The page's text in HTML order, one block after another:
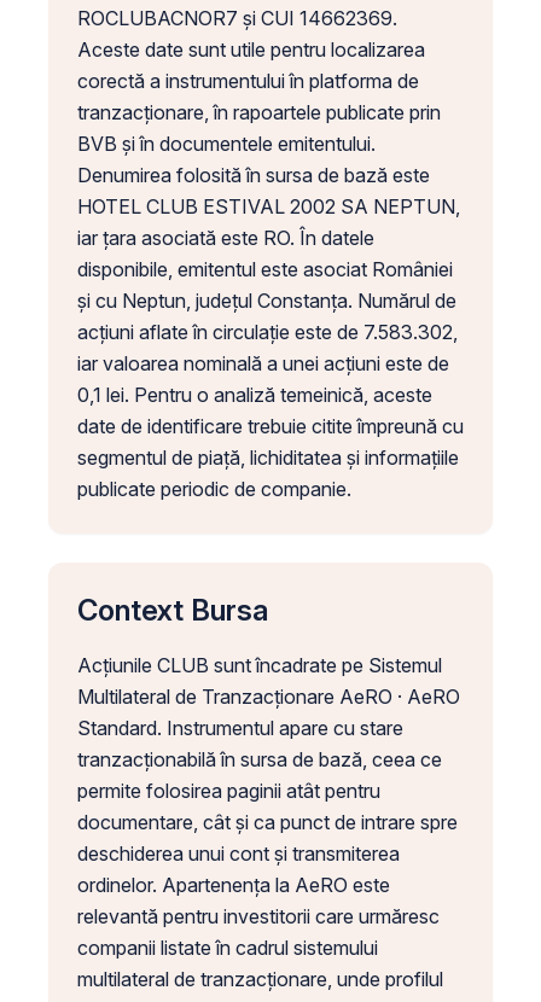
ROCLUBACNOR7 și CUI 14662369.
Aceste date sunt utile pentru localizarea
corectă a instrumentului în platforma de
tranzacționare, în rapoartele publicate prin
BVB și în documentele emitentului.
Denumirea folosită în sursa de bază este
HOTEL CLUB ESTIVAL 2002 SA NEPTUN,
iar țara asociată este RO. În datele
disponibile, emitentul este asociat României
și cu Neptun, județul Constanța. Numărul de
acțiuni aflate în circulație este de 7.583.302,
iar valoarea nominală a unei acțiuni este de
0,1 lei. Pentru o analiză temeinică, aceste
date de identificare trebuie citite împreună cu
segmentul de piață, lichiditatea și informațiile
publicate periodic de companie.
Context Bursa
Acțiunile CLUB sunt încadrate pe Sistemul
Multilateral de Tranzacționare AeRO · AeRO
Standard. Instrumentul apare cu stare
tranzacționabilă în sursa de bază, ceea ce
permite folosirea paginii atât pentru
documentare, cât și ca punct de intrare spre
deschiderea unui cont și transmiterea
ordinelor. Apartenența la AeRO este
relevantă pentru investitorii care urmăresc
companii listate în cadrul sistemului
multilateral de tranzacționare, unde profilul